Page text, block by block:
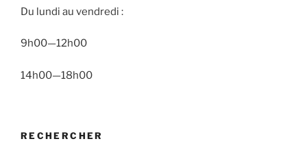
Du lundi au vendredi :
9h00—12h00
14h00—18h00
RECHERCHER